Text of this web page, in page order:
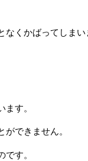
くかばってしまい
す。
できません。
す。